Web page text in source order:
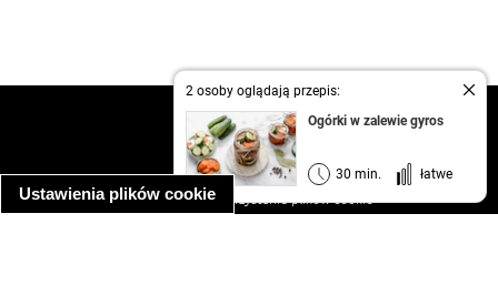
Ustawienia plików cookie
2 osoby oglądają przepis:
Ogórki w zalewie gyros
30 min. łatwe
kontakt
regulamin
informacja o prywatności
informacja o wykorzystaniu plików cookie